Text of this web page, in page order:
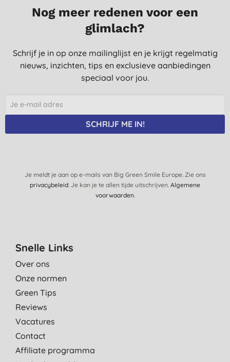
M., Ertvelde
23-12-2016
Eco Friendly, lovely smell
S. C., Amsterdam
21-6-2014
Prima handzeep, maar erg duur.
L. P., Wijchen
V. A., Oedelem
16-4-2013
Nog meer redenen voor een
glimlach?
Schrijf je in op onze mailinglijst en je krijgt regelmatig
nieuws, inzichten, tips en exclusieve aanbiedingen
speciaal voor jou.
SCHRIJF ME IN!
Je meldt je aan op e-mails van Big Green Smile Europe. Zie ons
privacybeleid. Je kan je te allen tijde uitschrijven. Algemene
voorwaarden.
Snelle Links
Over ons
Onze normen
Green Tips
Reviews
Vacatures
Contact
Affiliate programma